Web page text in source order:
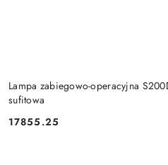
Lampa zabiegowo-operacyjna
sufitowa
Cena:
17855.25